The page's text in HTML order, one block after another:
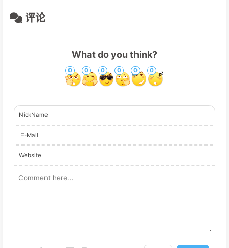
评论
What do you think?
0 0 0 0 0 0
NickName
E-Mail
Website